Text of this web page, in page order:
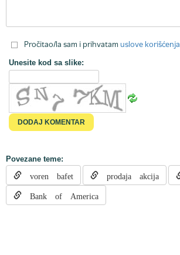
Pročitao/la sam i prihvatam uslove korišćenja
Unesite kod sa slike:
Povezane teme:
voren bafet prodaja akcija
Bank of America